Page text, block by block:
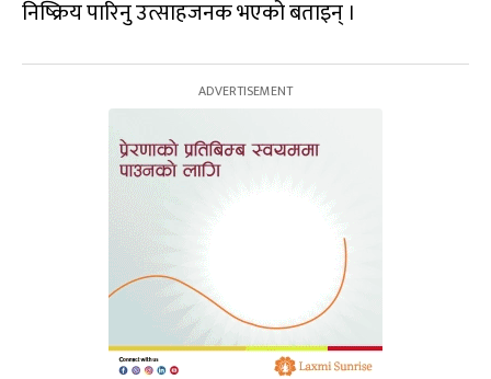
निष्क्रिय पारिनु उत्साहजनक भएको बताइन् ।